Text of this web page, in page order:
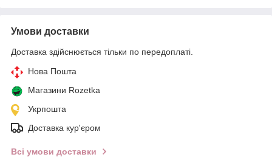
Умови доставки
Доставка здійснюється тільки по передоплаті.
Нова Пошта
Магазини Rozetka
Укрпошта
Доставка кур'єром
Всі умови доставки